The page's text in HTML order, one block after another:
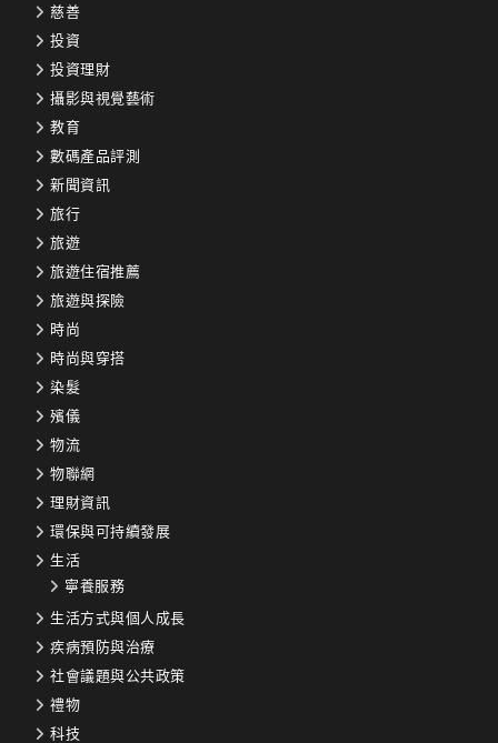
慈善
投資
投資理財
攝影與視覺藝術
教育
數碼產品評測
新聞資訊
旅行
旅遊
旅遊住宿推薦
旅遊與探險
時尚
時尚與穿搭
染髮
殯儀
物流
物聯網
理財資訊
環保與可持續發展
生活
寧養服務
生活方式與個人成長
疾病預防與治療
社會議題與公共政策
禮物
科技